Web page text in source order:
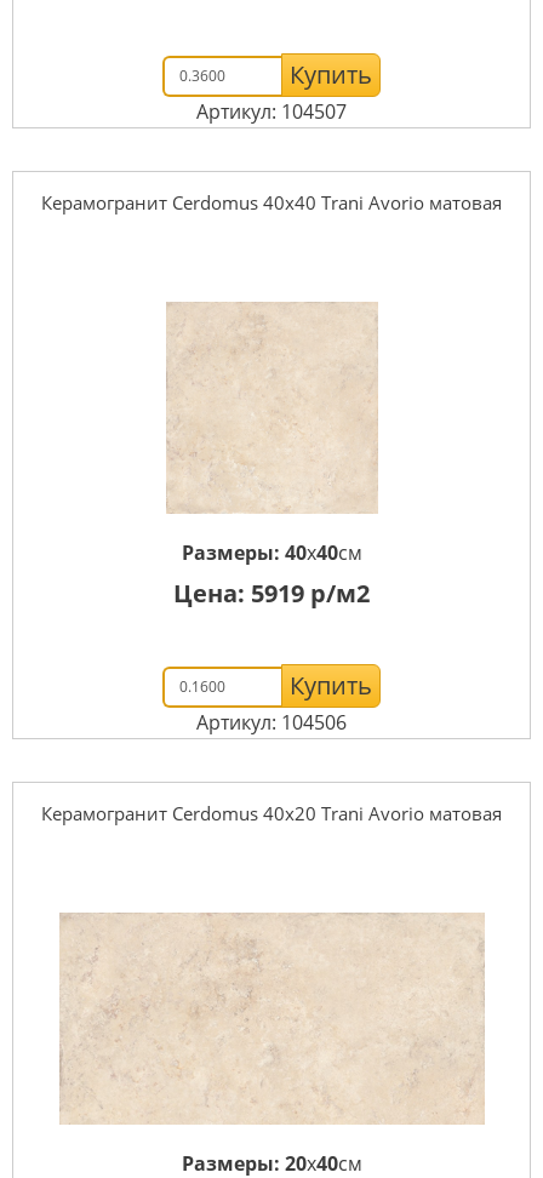
Купить
Артикул: 104507
Керамогранит Cerdomus 40x40 Trani Avorio матовая
Размеры: 40x40см
Цена: 5919 р/м2
Купить
Артикул: 104506
Керамогранит Cerdomus 40x20 Trani Avorio матовая
Размеры: 20x40см